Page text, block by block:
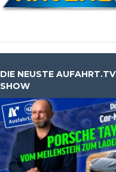
DIE NEUSTE AUFAHRT.TV
SHOW